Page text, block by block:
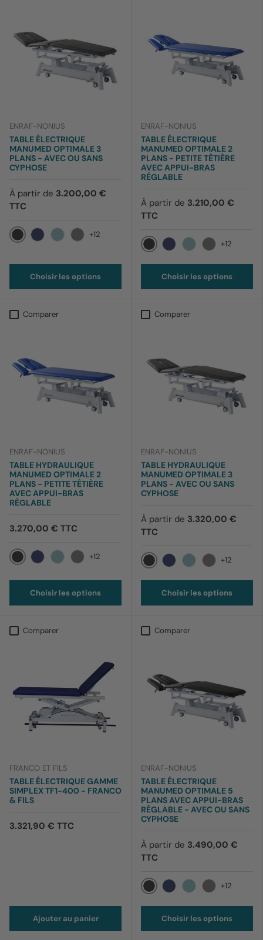
ENRAF-NONIUS
TABLE ÉLECTRIQUE
MANUMED OPTIMALE 3
PLANS - AVEC OU SANS
CYPHOSE
À partir de 3.200,00 €
TTC
012 Noir
+12
Choisir les options
ENRAF-NONIUS
TABLE ÉLECTRIQUE
MANUMED OPTIMALE 2
PLANS - PETITE TÊTIÈRE
AVEC APPUI-BRAS
RÉGLABLE
À partir de 3.210,00 €
TTC
012 Noir
+12
Choisir les options
Comparer
ENRAF-NONIUS
TABLE HYDRAULIQUE
MANUMED OPTIMALE 2
PLANS - PETITE TÊTIÈRE
AVEC APPUI-BRAS
RÉGLABLE
3.270,00 € TTC
012 Noir
+12
Choisir les options
Comparer
ENRAF-NONIUS
TABLE HYDRAULIQUE
MANUMED OPTIMALE 3
PLANS - AVEC OU SANS
CYPHOSE
À partir de 3.320,00 €
TTC
012 Noir
+12
Choisir les options
Comparer
FRANCO ET FILS
TABLE ÉLECTRIQUE GAMME
SIMPLEX TF1-400 - FRANCO
& FILS
3.321,90 € TTC
Ajouter au panier
Comparer
ENRAF-NONIUS
TABLE ÉLECTRIQUE
MANUMED OPTIMALE 5
PLANS AVEC APPUI-BRAS
RÉGLABLE - AVEC OU SANS
CYPHOSE
À partir de 3.490,00 €
TTC
012 Noir
+12
Choisir les options